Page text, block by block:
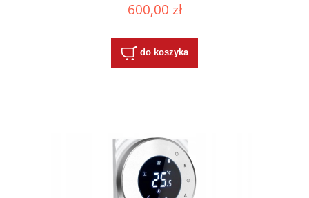
600,00 zł
do koszyka